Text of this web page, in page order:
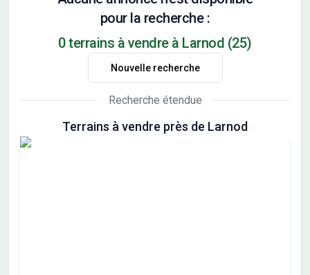
pour la recherche :
0 terrains à vendre à Larnod (25)
Nouvelle recherche
Recherche étendue
Terrains à vendre près de Larnod